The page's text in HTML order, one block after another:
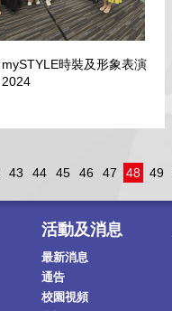
mySTYLE時裝及形象表演
2024
43 44 45 46 47 48 49
活動及消息
最新消息
通告
校園視頻